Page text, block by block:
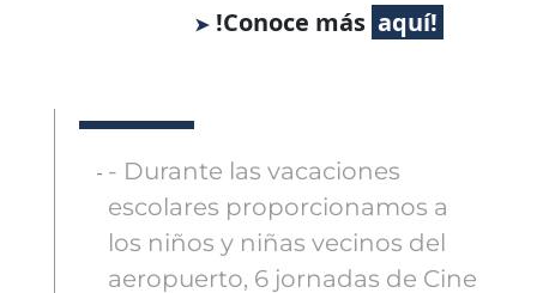
!Conoce más
- Durante las vacaciones
escolares proporcionamos a
los niños y niñas vecinos del
aeropuerto, 6 jornadas de Cine